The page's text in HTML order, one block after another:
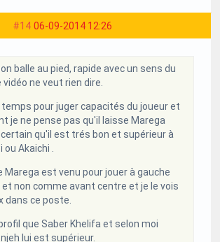
#14 06-09-2014 12:26
balle au pied, rapide avec un sens du
ne veut rien dire.
temps pour juger capacités du joueur et
je ne pense pas qu'il laisse Marega
qu'il est trés bon et supérieur à
Akaichi .
Marega est venu pour jouer à gauche
non comme avant centre et je le vois
dans ce poste.
que Saber Khelifa et selon moi
lui est supérieur.